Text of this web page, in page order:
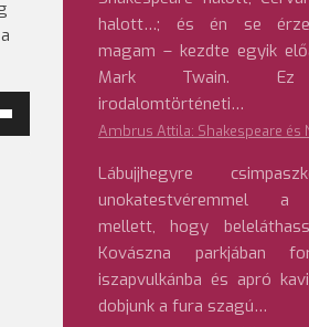
halott…; és én se
magam – kezdte egyik
Mark Twain.
irodalomtörténeti…
Ambrus Attila: Shakespeare és
Lábujjhegyre
unokatestvéremmel
mellett, hogy
Kovászna parkjában
iszapvulkánba és apró
dobjunk a fura szagú…